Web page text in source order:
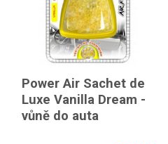
Power Air Sachet de
Luxe Vanilla Dream -
vůně do auta